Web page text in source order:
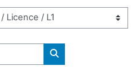
Rechercher des